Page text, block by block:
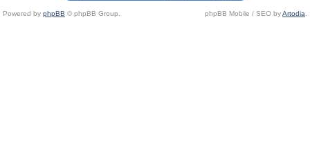
Powered by phpBB © phpBB Group. phpBB Mobile / SEO byArtodia